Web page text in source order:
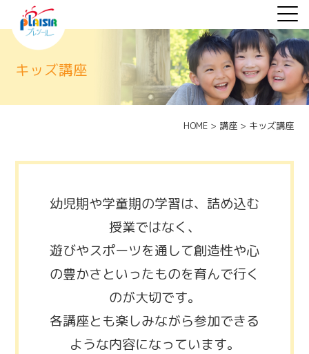
キッズ講座
HOME> 講座> キッズ講座
幼児期や学童期の学習は、詰め込む
授業ではなく、
遊びやスポーツを通して創造性や心
の豊かさといったものを育んで行く
のが大切です。
各講座とも楽しみながら参加できる
ような内容になっています。